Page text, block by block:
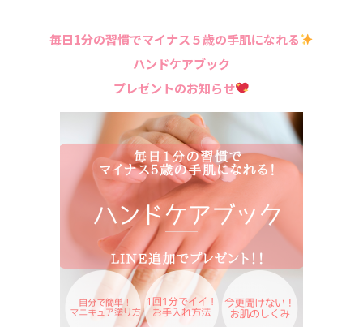
毎日1分の習慣でマイナス５歳の手肌になれる
ハンドケアブック
プレゼントのお知らせ